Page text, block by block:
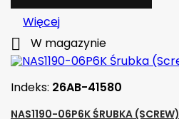
Więcej
 W magazynie
Indeks: 26AB-41580
NAS1190-06P6K ŚRUBKA (SCREW)